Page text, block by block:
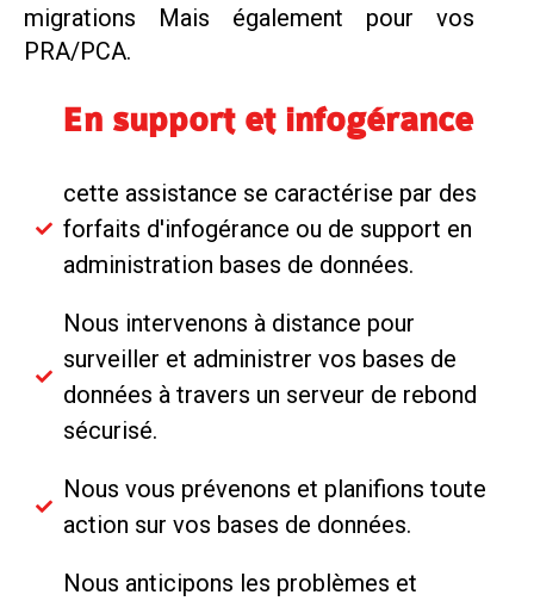
migrations Mais également pour vos
PRA/PCA.
En support et infogérance
cette assistance se caractérise par des
forfaits d'infogérance ou de support en
administration bases de données.
Nous intervenons à distance pour
surveiller et administrer vos bases de
données à travers un serveur de rebond
sécurisé.
Nous vous prévenons et planifions toute
action sur vos bases de données.
Nous anticipons les problèmes et